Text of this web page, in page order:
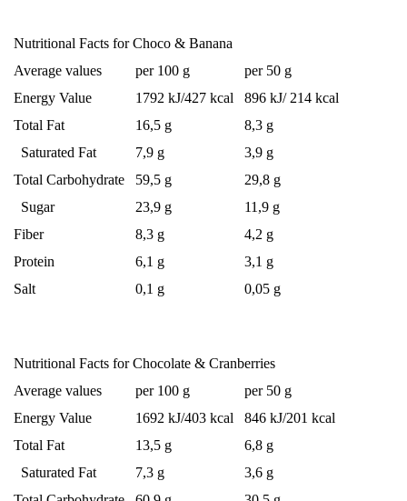
Nutritional Facts for Choco & Banana
Average values
per 100 g
per 50 g
Energy Value
1792 kJ/427 kcal
896 kJ/ 214 kcal
Total Fat
16,5 g
8,3 g
Saturated Fat
7,9 g
3,9 g
Total Carbohydrate
59,5 g
29,8 g
Sugar
23,9 g
11,9 g
Fiber
8,3 g
4,2 g
Protein
6,1 g
3,1 g
Salt
0,1 g 0,05 g
Nutritional Facts for Chocolate & Cranberries
Average values
per 100 g
per 50 g
Energy Value
1692 kJ/403 kcal
846 kJ/201 kcal
Total Fat
13,5 g
6,8 g
Saturated Fat
7,3 g
3,6 g